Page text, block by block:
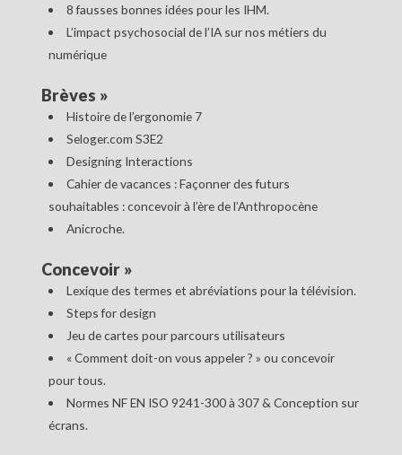
8 fausses bonnes idées pour les IHM.
L’impact psychosocial de l’IA sur nos métiers du
numérique
Brèves »
Histoire de l’ergonomie 7
Seloger.com S3E2
Designing Interactions
Cahier de vacances : Façonner des futurs
souhaitables : concevoir à l’ère de l’Anthropocène
Anicroche.
Concevoir»
Lexique des termes et abréviations pour la télévision.
Steps for design
Jeu de cartes pour parcours utilisateurs
« Comment doit-on vous appeler ? » ou concevoir
pour tous.
Normes NF EN ISO 9241-300 à 307 & Conception sur
écrans.